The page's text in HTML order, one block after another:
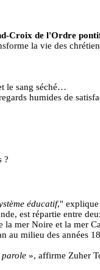
Croix de l'Ordre
la vie des
le sang séché…
humides de
?
éducatif," explique
est répartie entre
mer Noire et la mer
milieu des années
parole », affirme Zuher